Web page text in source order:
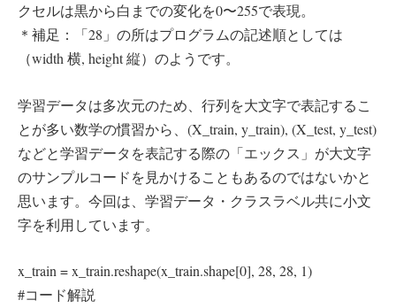
クセルは黒から白までの変化を0〜255で表現。
＊補足：「28」の所はプログラムの記述順としては
（width 横, height 縦）のようです。
学習データは多次元のため、行列を大文字で表記するこ
とが多い数学の慣習から、(X_train, y_train), (X_test, y_test)
などと学習データを表記する際の「エックス」が大文字
のサンプルコードを見かけることもあるのではないかと
思います。今回は、学習データ・クラスラベル共に小文
字を利用しています。
x_train = x_train.reshape(x_train.shape[0], 28, 28, 1)
#コード解説